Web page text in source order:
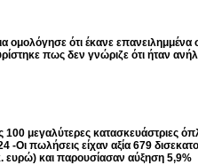
ομολόγησε ότι έκανε επανειλημμένα
πως δεν γνώριζε ότι ήταν
100 μεγαλύτερες κατασκευάστριες
-Οι πωλήσεις είχαν αξία 679
ευρώ) και παρουσίασαν αύξηση 5,9%